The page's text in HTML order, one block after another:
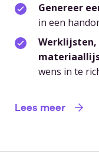
Genereer
in een
wens in te
Lees meer